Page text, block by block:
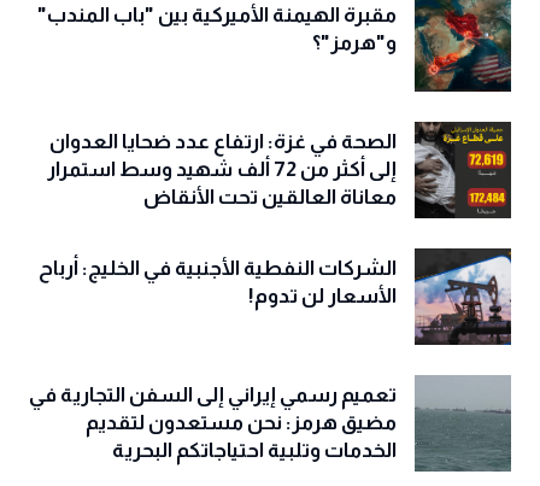
مقبرة الهيمنة الأميركية بين "باب المندب"
و"هرمز"؟
الصحة في غزة: ارتفاع عدد ضحايا العدوان
إلى أكثر من 72 ألف شهيد وسط استمرار
معاناة العالقين تحت الأنقاض
الشركات النفطية الأجنبية في الخليج: أرباح
الأسعار لن تدوم!
تعميم رسمي إيراني إلى السفن التجارية في
مضيق هرمز: نحن مستعدون لتقديم
الخدمات وتلبية احتياجاتكم البحرية